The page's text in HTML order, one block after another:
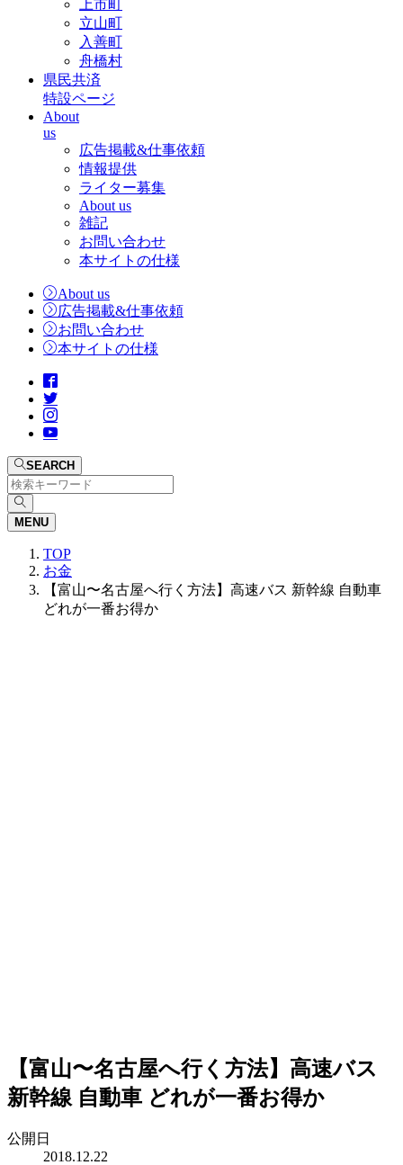
上市町
立山町
入善町
舟橋村
県民共済
特設ページ
About
us
広告掲載&仕事依頼
情報提供
ライター募集
About us
雑記
お問い合わせ
本サイトの仕様
About us
広告掲載&仕事依頼
お問い合わせ
本サイトの仕様
SEARCH
MENU
TOP
お金
【富山〜名古屋へ行く方法】高速バス 新幹線 自動車
どれが一番お得か
【富山〜名古屋へ行く方法】高速バス
新幹線 自動車 どれが一番お得か
公開日
2018.12.22